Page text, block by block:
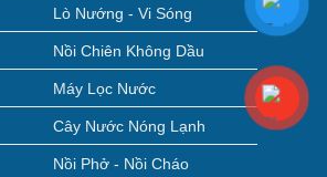
Lò Nướng - Vi Sóng
Nồi Chiên Không Dầu
Máy Lọc Nước
Cây Nước Nóng Lạnh
Nồi Phở - Nồi Cháo